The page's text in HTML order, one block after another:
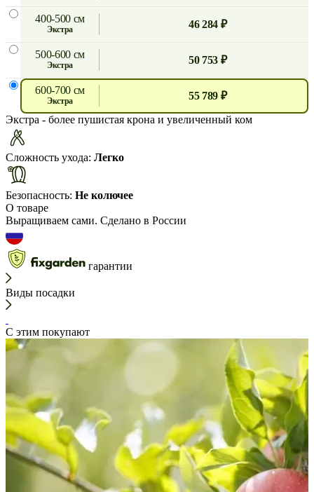
400-500 см
экстра 46 284 ₽
500-600 см
экстра 50 753 ₽
600-700 см
экстра
55 789 ₽
Экстра - более пушистая крона и увеличенный ком
Сложность ухода: Легко
Безопасность: Не колючее
О товаре
Выращиваем сами. Сделано в России
гарантии
Виды посадки
С этим покупают